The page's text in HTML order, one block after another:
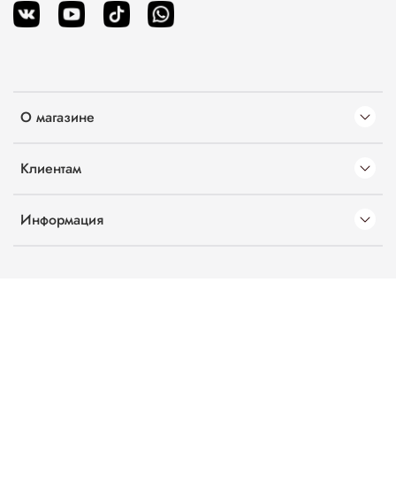
О магазине
Клиентам
Информация